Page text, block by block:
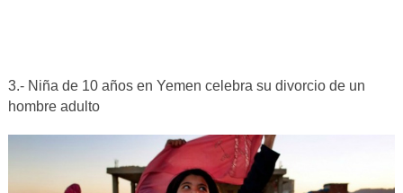
3.- Niña de 10 años en Yemen celebra su divorcio de un
hombre adulto